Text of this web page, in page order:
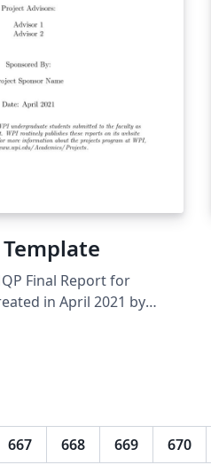
Final Report for
in April 2021 by
and Mathematical
667 668 669 670